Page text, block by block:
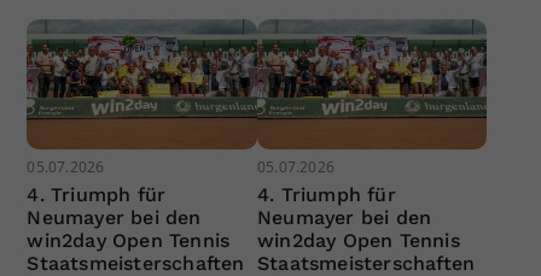
05.07.2026
4. Triumph für
Neumayer bei den
win2day Open Tennis
Staatsmeisterschaften
05.07.2026
4. Triumph für
Neumayer bei den
win2day Open Tennis
Staatsmeisterschaften